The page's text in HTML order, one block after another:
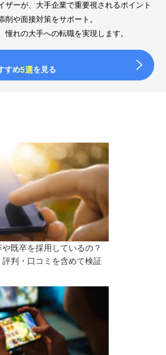
ザーが、大手企業で重要視されるポイント
や面接対策をサポート。
れの大手への転職を実現します。
すめ5選を見る
既卒を採用しているの？
判・口コミを含めて検証